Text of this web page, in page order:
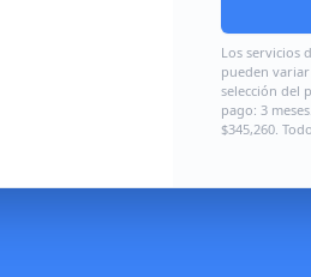
Los servicios
pueden
selección del
pago: 3
$345,260.